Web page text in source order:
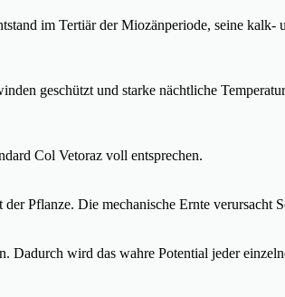
im Tertiär der Miozänperiode, seine kalk-
geschützt und starke nächtliche
Col Vetoraz voll entsprechen.
Pflanze. Die mechanische Ernte verursacht
wird das wahre Potential jeder